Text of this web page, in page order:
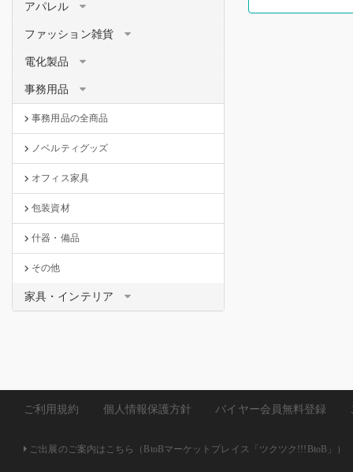
アパレル
ファッション雑貨
電化製品
事務用品
事務用品の全商品
ノベルティグッズ
オフィス家具
包装資材
什器・備品
その他
家具・インテリア
ご利用規約 個人情報保護方針 バイヤー会員無料登録
ご出展のご案内はこちら（BtoBマーケットプレイス「ツクツク!!!BtoB」）